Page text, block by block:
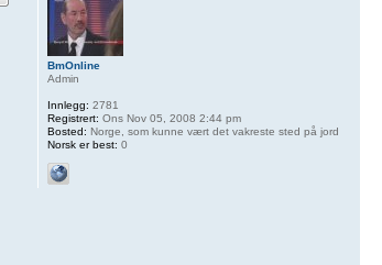
BmOnline
Admin
Innlegg: 2781
Registrert: Ons Nov 05, 2008 2:44 pm
Bosted: Norge, som kunne vært det vakreste sted på jord
Norsk er best: 0